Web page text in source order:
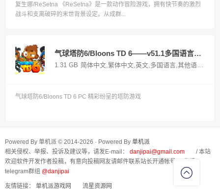
复生娜/ReSetna 《ReSetna》是一款动作冒险游戏，拥有快节奏的激烈
战斗和支离破碎的末世背景设定。从成群...
气球塔防6/Bloons TD 6——v51.1多国语言（含简体中文）免安装解压即玩版
1.31 GB 简体中文,繁体中文,英文,多国语言,其他语言
气球塔防6/Bloons TD 6 PC 精彩纷呈的塔防游戏
Powered By 单机派 © 2014-2026 · Powered By 单机派
相关侵权、举报、投诉及建议等，请发E-mail： danjipai@gmail.com
/ 本站
欢迎软件开发作者投稿，有意向投稿网友请邮件联系站长开通帐号， 我们
telegram群组 @danjipai
友情链接： 单机派游戏网 流星资源网